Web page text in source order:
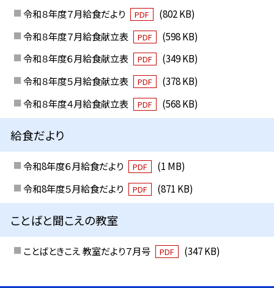
令和８年度７月給食だより PDF
(802 KB)
令和８年度７月給食献立表
PDF
(598 KB)
令和８年度６月給食献立表
PDF
(349 KB)
令和８年度５月給食献立表
PDF
(378 KB)
令和８年度４月給食献立表
PDF (568 KB)
給食だより
令和8年度６月給食だより PDF
(1 MB)
令和8年度５月給食だより
PDF (871 KB)
ことばと聞こえの教室
ことばときこえ 教室だより７月号 PDF (347 KB)